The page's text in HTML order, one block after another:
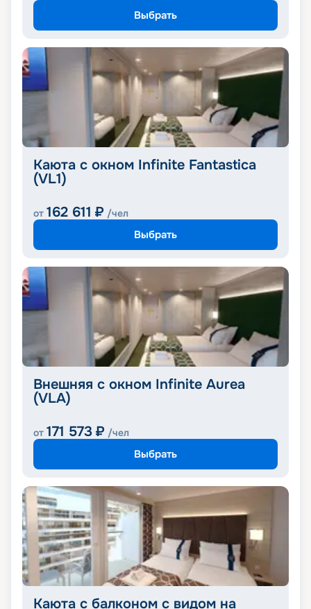
Выбрать
Каюта с окном Infinite Fantastica
(VL1)
от 162 611 ₽ /чел
Выбрать
Внешняя с окном Infinite Aurea
(VLA)
от 171 573 ₽ /чел
Выбрать
Каюта с балконом с видом на